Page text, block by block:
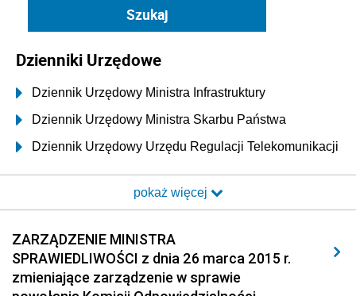
Dzienniki Urzędowe
Dziennik Urzędowy Ministra Infrastruktury
Dziennik Urzędowy Ministra Skarbu Państwa
Dziennik Urzędowy Urzędu Regulacji Telekomunikacji
Dziennik Urzędowy Ministra Transportu i Budownictwa
Elektronicznej
Dziennik Urzędowy Ministra Spraw Wewnętrznych i
Administracji
pokaż więcej
ZARZĄDZENIE MINISTRA
SPRAWIEDLIWOŚCI z dnia 26 marca 2015 r.
zmieniające zarządzenie w sprawie